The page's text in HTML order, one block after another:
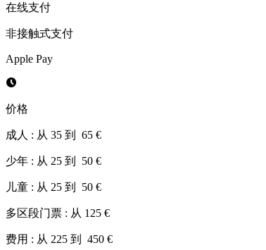
在线支付
非接触式支付
Apple Pay
价格
成人 : 从 35 到 65 €
少年 : 从 25 到 50 €
儿童 : 从 25 到 50 €
多区段门票 : 从 125 €
费用 : 从 225 到 450 €